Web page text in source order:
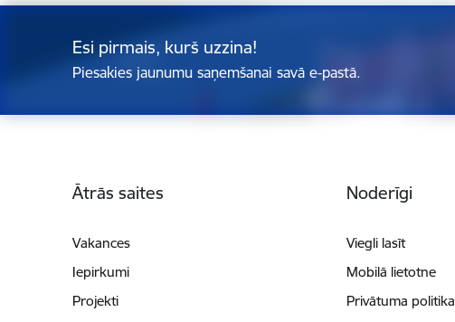
Esi pirmais, kurš uzzina!
Piesakies jaunumu saņemšanai savā e-pastā.
Ātrās saites
Vakances
Iepirkumi
Projekti
Noderīgi
Viegli lasīt
Mobilā lietotne
Privātuma politika